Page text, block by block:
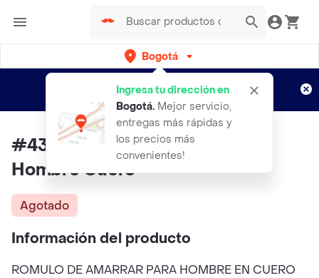
Bogotá
Ingresa tu dirección en
Bogotá. Mejor servicio,
entregas más rápidas y
los precios más
convenientes!
envíos gratis por semanas
Aplican TyC
#43 Zapato Romulo Amarrar
Hombre Cuero
Agotado
Información del producto
ROMULO DE AMARRAR PARA HOMBRE EN CUERO